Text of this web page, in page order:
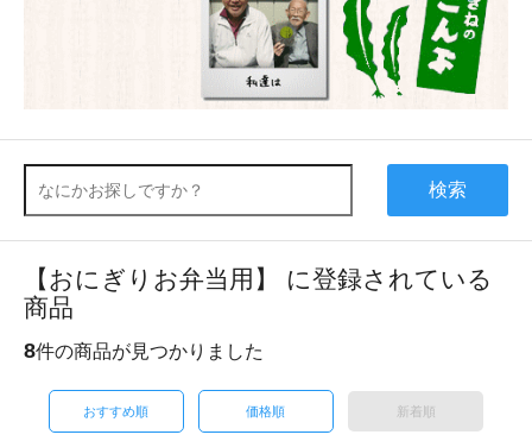
検索
【おにぎりお弁当用】 に登録されている
商品
8件の商品が見つかりました
おすすめ順 価格順 新着順